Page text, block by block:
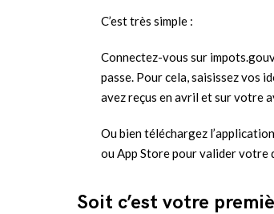
C’est très simple :
Connectez-vous sur
passe. Pour cela, saisissez vos
avez reçus en avril et sur votre
Ou bien téléchargez
ou App Store pour valider votre
Soit c’est votre